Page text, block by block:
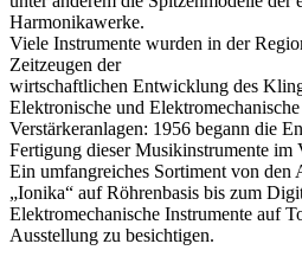
Harmonikawerke.
Viele Instrumente wurden in der
Zeitzeugen der
wirtschaftlichen Entwicklung des
Elektronische und
Verstärkeranlagen: 1956 begann die
Fertigung dieser Musikinstrumente
Ein umfangreiches Sortiment von
„Ionika“ auf Röhrenbasis bis zum
Elektromechanische Instrumente auf
Ausstellung zu besichtigen.